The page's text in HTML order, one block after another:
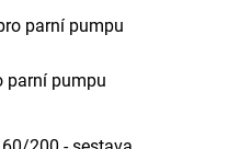
parní pumpu